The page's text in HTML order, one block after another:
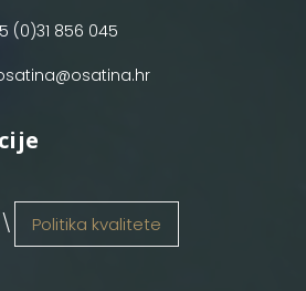
(0)31 856 045
Politika kvalitete